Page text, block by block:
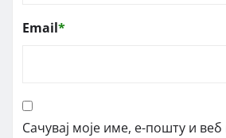
Email*
Сачувај моје име, е-пошту и